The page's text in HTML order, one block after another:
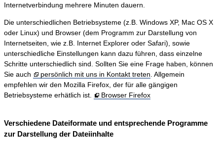
Internetverbindung mehrere Minuten dauern.
Die unterschiedlichen Betriebsysteme (z.B. Windows XP, Mac OS X
oder Linux) und Browser (dem Programm zur Darstellung von
Internetseiten, wie z.B. Internet Explorer oder Safari), sowie
unterschiedliche Einstellungen kann dazu führen, dass einzelne
Schritte unterschiedlich sind. Sollten Sie eine Frage haben, können
Sie auch
persönlich mit uns in Kontakt treten . Allgemein
empfehlen wir den Mozilla Firefox, der für alle gängigen
Betriebsysteme erhätlich ist.
Browser Firefox
Verschiedene Dateiformate und entsprechende Programme
zur Darstellung der Dateiinhalte